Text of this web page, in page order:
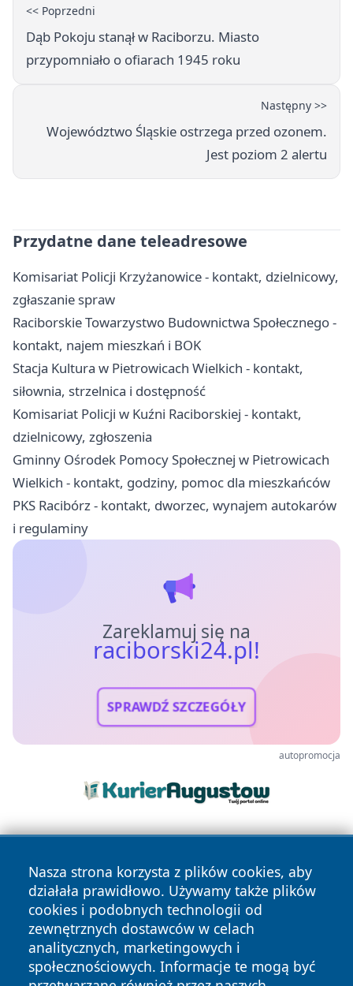
<< Poprzedni
Dąb Pokoju stanął w Raciborzu. Miasto
przypomniało o ofiarach 1945 roku
Następny >>
Województwo Śląskie ostrzega przed ozonem.
Jest poziom 2 alertu
Przydatne dane teleadresowe
Komisariat Policji Krzyżanowice - kontakt, dzielnicowy,
zgłaszanie spraw
Raciborskie Towarzystwo Budownictwa Społecznego -
kontakt, najem mieszkań i BOK
Stacja Kultura w Pietrowicach Wielkich - kontakt,
siłownia, strzelnica i dostępność
Komisariat Policji w Kuźni Raciborskiej - kontakt,
dzielnicowy, zgłoszenia
Gminny Ośrodek Pomocy Społecznej w Pietrowicach
Wielkich - kontakt, godziny, pomoc dla mieszkańców
PKS Racibórz - kontakt, dworzec, wynajem autokarów
i regulaminy
Zareklamuj się na
raciborski24.pl!
SPRAWDŹ SZCZEGÓŁY
autopromocja
Nasza strona korzysta z plików cookies, aby
działała prawidłowo. Używamy także plików
cookies i podobnych technologii od
zewnętrznych dostawców w celach
analitycznych, marketingowych i
społecznościowych. Informacje te mogą być
Copyright © 2026 raciborski24.pl Wszystkie prawa
zastrzeżone.